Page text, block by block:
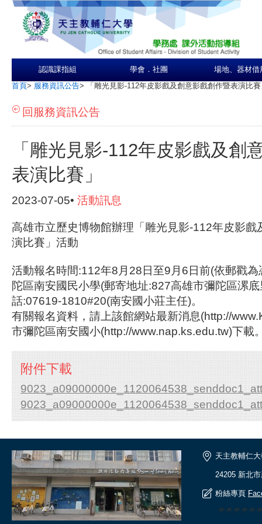
認識課指組 學會．社團 場地、器材借
首頁> 服務資訊公告> 「雕光見影-112年皮影戲及創意影戲創作暨表演比
回服務資訊公告
「雕光見影-112年皮影戲及創
表演比賽」
2023-07-05• 活動訊息
高雄市立歷史博物館辦理「雕光見影-112年皮影戲
演比賽」活動
活動報名時間:112年8月28日至9月6日前(依郵戳
陀區南安國民小學(郵寄地址:827高雄市彌陀區漯
話:07619-1810#20(南安國小莊主任)。
有關報名資料，請上該館網站最新消息(http://
市彌陀區南安國小(http://www.nap.ks.edu.tw)下載
附件下載
天主教輔仁
24205 新北
粉絲專頁